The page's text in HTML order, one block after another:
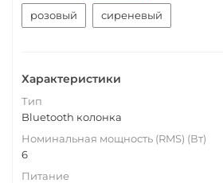
розовый сиреневый
Характеристики
Тип
Bluetooth колонка
Номинальная мощность (RMS) (Вт)
6
Питание